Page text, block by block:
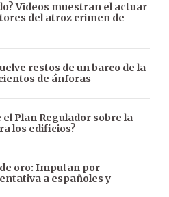
Videos muestran el actuar
del atroz crimen de
restos de un barco de la
de ánforas
el Plan Regulador sobre la
los edificios?
oro: Imputan por
a españoles y